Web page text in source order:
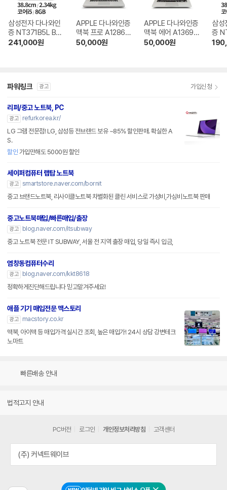
삼성전자 다나와인
증 NT371B5L B급
LT2406001788
241,000원
APPLE 다나와인증
맥북 프로 A1286
부품용 LT2212002
50,000원
APPLE 다나와인증
맥북 에어 A1369
부품용 LT220601
50,000원
삼성
증
파워링크 광고 가입신청
리퍼/중고 노트북, PC
광고
refurkorea.kr/
LG 그램 전문점! LG, 삼성등 전브랜드 보유 ~85% 할인판매. 확실한 A
S.
할인 가입만해도 5000원 할인
세이퍼컴퓨터 랩탑 노트북
광고 smartstore.naver.com/bornit
중고 브랜드노트북, 리사이클노트북 차별화된 클린 서비스로 가성비,가심비노트북 판매
중고노트북매입/빠른매입/출장
광고
blog.naver.com/itsubway
중고 노트북 전문 IT SUBWAY, 서울 전 지역 출장 매입, 당일 즉시 입금,
염창동컴퓨터수리
광고
blog.naver.com/kkt8618
정확하게진단해드립니다 믿고맡겨주세요!
애플 기기 매입전문 맥스토리
광고
macstory.co.kr
맥북, 아이맥 등 매입가격 실시간 조회, 높은 매입가! 24시 상담 강변테크
노마트
빠른배송 안내
법적고지 안내
PC버전 로그인 개인정보처리방침 고객센터
(주) 커넥트웨이브